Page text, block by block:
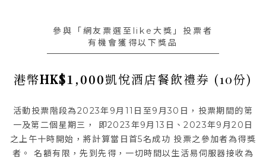
參與「網友票選至like大獎」投票者
有機會獲得以下獎品
港幣HK$1,000凱悅酒店餐飲禮券 (10份)
活動投票階段為2023年9月11日至9月30日，投票期間的第
一及第二個星期三，
即2023年9月13日、2023年9月20日
之上午十時開始，將計算當日首5名成功 投票之參加者為得獎
者。
名額有限，先到先得，一切時間以生活易伺服器接收為